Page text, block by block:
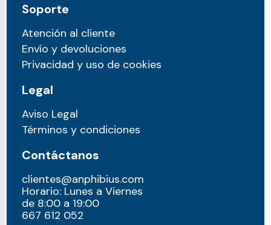
Soporte
Atención al cliente
Envío y devoluciones
Privacidad y uso de cookies
Legal
Aviso Legal
Términos y condiciones
Contáctanos
clientes@anphibius.com
Horario: Lunes a Viernes
de 8:00 a 19:00
667 612 052​